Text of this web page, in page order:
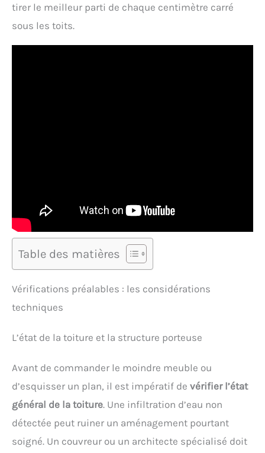
tirer le meilleur parti de chaque centimètre carré
sous les toits.
Table des matières
Vérifications préalables : les considérations
techniques
L’état de la toiture et la structure porteuse
Avant de commander le moindre meuble ou
d’esquisser un plan, il est impératif de vérifier l’état
général de la toiture. Une infiltration d’eau non
détectée peut ruiner un aménagement pourtant
soigné. Un couvreur ou un architecte spécialisé doit